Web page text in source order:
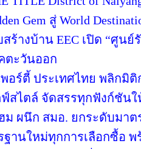
Gem สู่ World
ร้างบ้าน EEC เปิด “ศูน
ตะวันออก
พอร์ตี้ ประเทศไทย พลิกมิ
ฟ์สไตล์ จัดสรรทุกฟังก์ชัน
ม ผนึก สมอ. ยกระดับมา
ฐานใหม่ทุกการเลือกซื้อ